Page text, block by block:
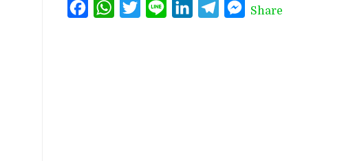
FacebookWhatsAppTwitterLine LinkedInTelegramMessenger
Share